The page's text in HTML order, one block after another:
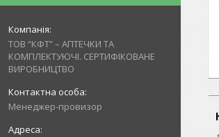
ТОВ “КФТ” – АПТЕЧКИ ТА
КОМПЛЕКТУЮЧІ. СЕРТИФІКОВАНЕ
ВИРОБНИЦТВО
Менеджер-провизор